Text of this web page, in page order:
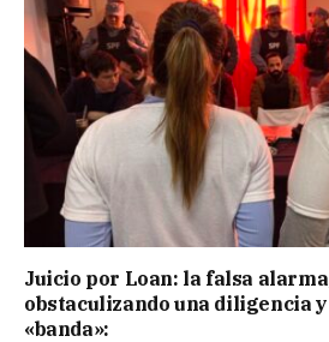
Juicio por Loan: la falsa
obstaculizando una diligencia
«banda»: